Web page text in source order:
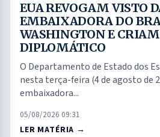
EUA REVOGAM VISTO
EMBAIXADORA DO
WASHINGTON E
DIPLOMÁTICO
O Departamento de Estado dos
nesta terça-feira (4 de agosto de
embaixadora...
05/08/2026 09:31
LER MATÉRIA →